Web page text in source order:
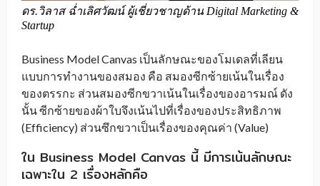
ดร.วิลาส ฉ่ำเลิศวัฒน์ ผู้เชี่ยวชาญด้าน Digital Marketing &
Startup
Business Model Canvas เป็นลักษณะของโมเดลที่เลียน
แบบการทำงานของสมอง คือ สมองซีกซ้ายเน้นในเรื่อง
ของตรรกะ ส่วนสมองซีกขวาเน้นในเรื่องของอารมณ์ ดัง
นั้น ซีกซ้ายของผ้าใบจึงเน้นไปที่เรื่องของประสิทธิภาพ
(Efficiency) ส่วนซึกขวาเป็นเรื่องของคุณค่า (Value)
ใน Business Model Canvas นี้ มีการเน้นลักษณะ
เฉพาะใน 2 เรื่องหลักคือ